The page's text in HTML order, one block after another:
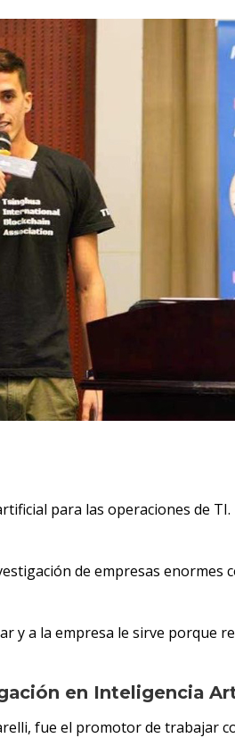
para las operaciones de
de empresas enormes
y a la empresa le sirve porque
en Inteligencia
fue el promotor de trabajar